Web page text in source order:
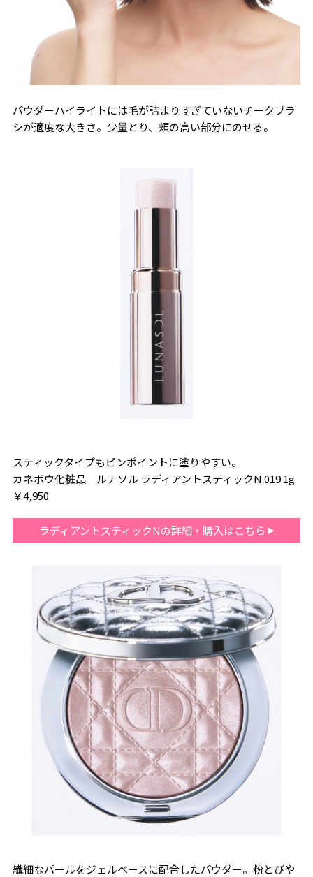
パウダーハイライトには毛が詰まりすぎていないチークブラ
シが適度な大きさ。少量とり、頬の高い部分にのせる。
スティックタイプもピンポイントに塗りやすい。
カネボウ化粧品 ルナソル ラディアントスティックN 019.1g
￥4,950
ラディアントスティックNの詳細・購入はこちら
繊細なパールをジェルベースに配合したパウダー。粉とびや